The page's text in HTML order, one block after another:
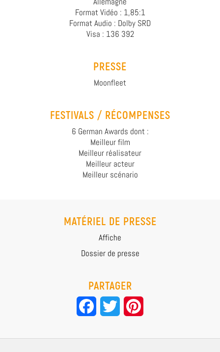
MATÉRIEL DE PRESSE
Affiche
Dossier de presse
PARTAGER
Facebook Twitter
Format Vidéo : 1,85:1
Format Audio : Dolby SRD
Visa : 136 392
PRESSE
Moonfleet
FESTIVALS / RÉCOMPENSES
6 German Awards dont :
Meilleur film
Meilleur réalisateur
Meilleur acteur
Meilleur scénario